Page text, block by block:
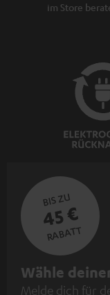
im Store
BIS ZU
45 €
RABATT
N
Wähle
Melde dich für